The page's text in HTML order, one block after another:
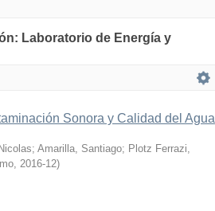
Laboratorio de Energía y
Sonora y Calidad del Agua
; Amarilla, Santiago; Plotz Ferrazi,
, 2016-12)